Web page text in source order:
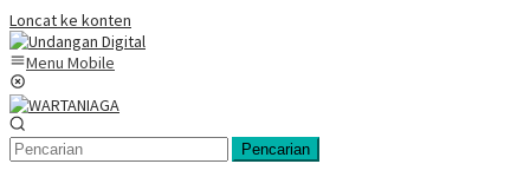
Loncat ke konten
Menu Mobile
Pencarian